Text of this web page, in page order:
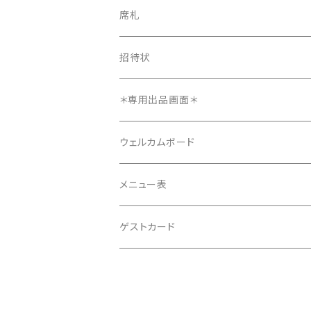
長方形タイプ
正方形タイプ
席札
招待状
メニュー表
長方形タイプ
8ページ
12ページ
正方形タイプ
席札
招待状
＊専用出品画面＊
ウェルカムボード
メニュー表
ゲストカード